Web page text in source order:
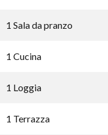
1 Sala da pranzo
1 Cucina
1 Loggia
1 Terrazza